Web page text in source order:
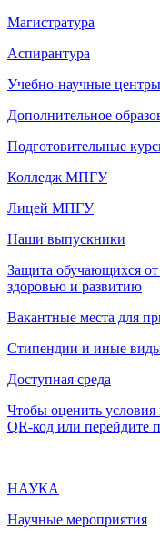
Магистратура
Аспирантура
Учебно-научные центры
Дополнительное
Подготовительные
Колледж МПГУ
Лицей МПГУ
Наши выпускники
Защита обучающихся
здоровью и развитию
Вакантные места для
Стипендии и иные
Доступная среда
Чтобы оценить условия
QR-код или перейдите
НАУКА
Научные мероприятия